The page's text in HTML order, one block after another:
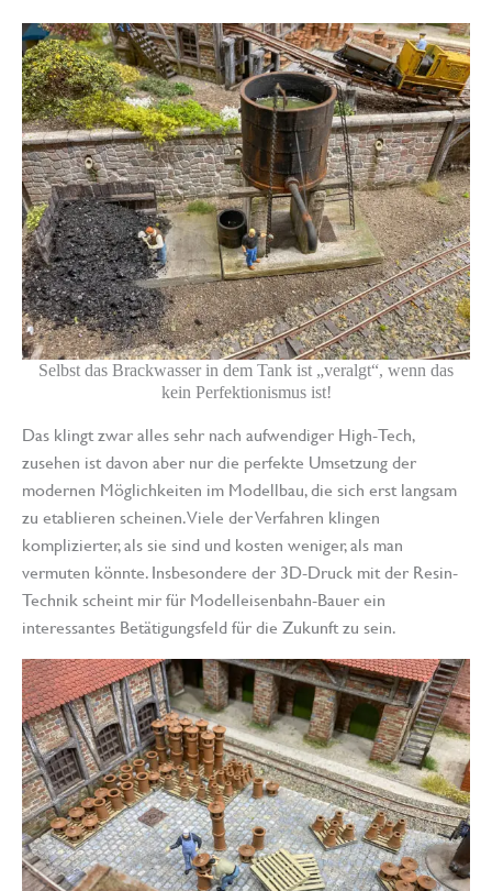
Selbst das Brackwasser in dem Tank ist „veralgt“, wenn das
kein Perfektionismus ist!
Das klingt zwar alles sehr nach aufwendiger High-Tech,
zusehen ist davon aber nur die perfekte Umsetzung der
modernen Möglichkeiten im Modellbau, die sich erst langsam
zu etablieren scheinen. Viele der Verfahren klingen
komplizierter, als sie sind und kosten weniger, als man
vermuten könnte. Insbesondere der 3D-Druck mit der Resin-
Technik scheint mir für Modelleisenbahn-Bauer ein
interessantes Betätigungsfeld für die Zukunft zu sein.